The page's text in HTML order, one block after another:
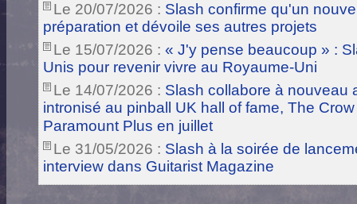
Le 20/07/2026 : Slash confirme qu'un
préparation et dévoile ses autres projets
Le 15/07/2026 : « J'y pense beaucoup » :
Unis pour revenir vivre au Royaume-Uni
Le 14/07/2026 : Slash collabore à nouveau
intronisé au pinball UK hall of fame, The
Paramount Plus en juillet
Le 31/05/2026 : Slash à la soirée de
interview dans Guitarist Magazine